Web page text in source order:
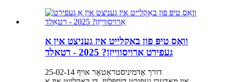
וואָס טיפּ פון באַקלייט איז געניצט אין אַ
געפירט אַרויסווייַזן? 2025 - רטאַלד
דורך אַדמיניסטראַטאָר אויף 25-02-14